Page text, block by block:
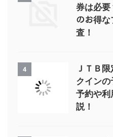
券は必要
のお得な
査！
4
ＪＴＢ
クインの
予約や利
説！